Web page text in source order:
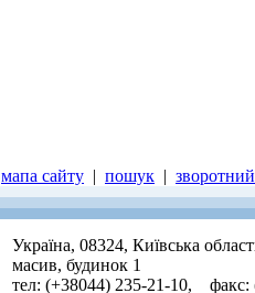
мапа сайту | пошук |
Україна, 08324, Київська
масив, будинок 1
тел: (+38044) 235-21-10, факс: